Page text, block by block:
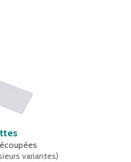
variantes)